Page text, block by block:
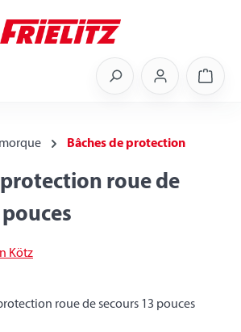
Bâches de protection
roue de
Kötz